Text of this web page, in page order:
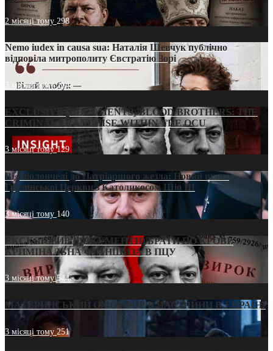
2 місяці тому 298
Nemo iudex in causa sua: Наталія Шевчук публічно
відповіла митрополиту Євстратію Зорі
3 місяці тому214
EXCLUSIVE (DOCUMENTS)/BLOOD BROTHERS: THE
CRIMINAL FRANCHISE WITHIN THE OCU
3 місяці тому129
Від віолончелі до Патріаршого жезла: Новий шлях
Грузинської Церкви з Католикосом Шіо III
3 місяці тому 140
ЕКСКЛЮЗИВ (ДОКУМЕНТИ)/БРАТИ ПО КРОВІ:
КРИМІНАЛЬНА ФРАНШИЗА В ПЦУ
3 місяці тому544
МАТЕРИНСЬКИЙ ОМОРФОР В ЧАС ВІЙНИ В УКРАЇНІ
3 місяці тому251